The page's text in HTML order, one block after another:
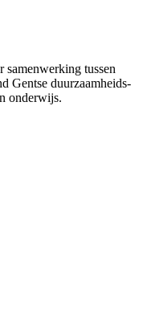
samenwerking tussen
Gentse duurzaamheids­
onderwijs.